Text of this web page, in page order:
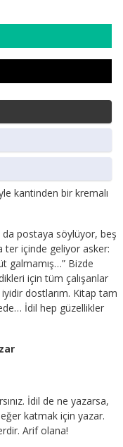
kantinden bir kremalı
postaya söylüyor, beş
ter içinde geliyor asker:
galmamış…” Bizde
için tüm çalışanlar
dostlarım. Kitap tam
İdil hep güzellikler
İdil de ne yazarsa,
katmak için yazar.
Arif olana!